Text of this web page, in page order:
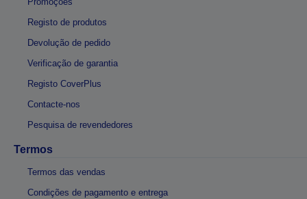
Registo de produtos
Devolução de pedido
Verificação de garantia
Registo CoverPlus
Contacte-nos
Pesquisa de revendedores
Termos
Termos das vendas
Condições de pagamento e entrega